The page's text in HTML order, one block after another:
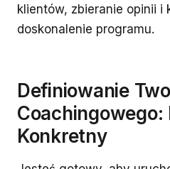
klientów, zbieranie opinii i
doskonalenie programu.
Definiowanie
Coachingowego:
Konkretny